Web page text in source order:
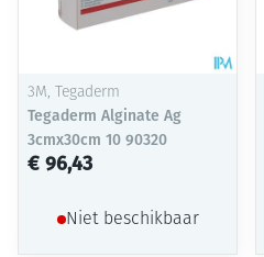
3M, Tegaderm
Tegaderm Alginate Ag
3cmx30cm 10 90320
€ 96,43
Niet beschikbaar